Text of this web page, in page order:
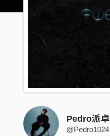
Pedro派卓
@Pedro1024